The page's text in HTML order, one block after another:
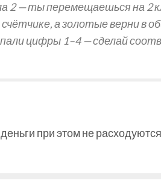
2 — ты перемещаешься на 2
а золотые верни в
цифры 1–4 — сделай
при этом не